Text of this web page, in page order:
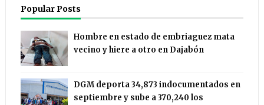
Popular Posts
Hombre en estado de embriaguez mata
vecino y hiere a otro en Dajabón
DGM deporta 34,873 indocumentados en
septiembre y sube a 370,240 los